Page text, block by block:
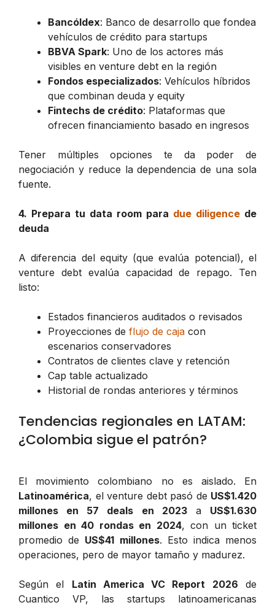
Bancóldex: Banco de desarrollo que fondea
vehículos de crédito para startups
BBVA Spark: Uno de los actores más
visibles en venture debt en la región
Fondos especializados: Vehículos híbridos
que combinan deuda y equity
Fintechs de crédito: Plataformas que
ofrecen financiamiento basado en ingresos
Tener múltiples opciones te da poder de
negociación y reduce la dependencia de una sola
fuente.
4. Prepara tu data room para due diligence de
deuda
A diferencia del equity (que evalúa potencial), el
venture debt evalúa capacidad de repago. Ten
listo:
Estados financieros auditados o revisados
Proyecciones de flujo de caja con
escenarios conservadores
Contratos de clientes clave y retención
Cap table actualizado
Historial de rondas anteriores y términos
Tendencias regionales en LATAM:
¿Colombia sigue el patrón?
El movimiento colombiano no es aislado. En
Latinoamérica, el venture debt pasó de US$1.420
millones en 57 deals en 2023a US$1.630
millones en 40 rondas en 2024, con un ticket
promedio de US$41 millones. Esto indica menos
operaciones, pero de mayor tamaño y madurez.
Según el Latin America VC Report 2026 de
Cuantico VP, las startups latinoamericanas